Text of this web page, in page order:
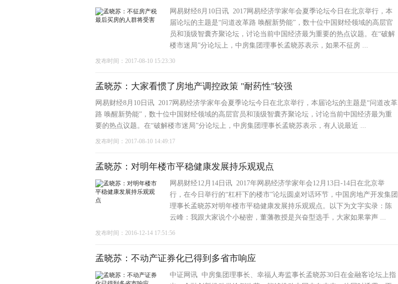
网易财经8月10日讯 2017网易经济学家年会夏季论坛今日在北京举行，本
届论坛的主题是“问道改革路 唤醒新势能”，数十位中国财经领域的高层官
员和顶级智囊齐聚论坛，讨论当前中国经济最为重要的热点议题。在“破解
楼市迷局”分论坛上，中房集团理事长孟晓苏表示，如果不征房 ...
发布时间：2017-08-10 15:23:30
孟晓苏：大家看惯了房地产调控政策 "耐药性"较强
网易财经8月10日讯 2017网易经济学家年会夏季论坛今日在北京举行，本届论坛的主题是“问道改革
路 唤醒新势能”，数十位中国财经领域的高层官员和顶级智囊齐聚论坛，讨论当前中国经济最为重
要的热点议题。在“破解楼市迷局”分论坛上，中房集团理事长孟晓苏表示，有人说最近 ...
发布时间：2017-08-10 14:49:17
孟晓苏：对明年楼市平稳健康发展持乐观观点
网易财经12月14日讯 2017年网易经济学家年会12月13日-14日在北京举
行，在今日举行的“杠杆下的楼市”论坛圆桌对话环节，中国房地产开发集团
理事长孟晓苏对明年楼市平稳健康发展持乐观观点。以下为文字实录：陈
云峰：我跟大家说个小秘密，董藩教授是兴奋型选手，大家如果掌声 ...
发布时间：2016-12-14 17:51:56
孟晓苏：不动产证券化已得到多省市响应
中证网讯 中房集团理事长、幸福人寿监事长孟晓苏30日在金融客论坛上指